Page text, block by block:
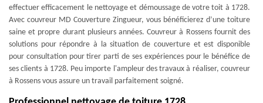
effectuer efficacement le nettoyage et démoussage de votre toit à 1728.
Avec couvreur MD Couverture Zingueur, vous bénéficierez d’une toiture
saine et propre durant plusieurs années. Couvreur à Rossens fournit des
solutions pour répondre à la situation de couverture et est disponible
pour consultation pour tirer parti de ses expériences pour le bénéfice de
ses clients à 1728. Peu importe l'ampleur des travaux à réaliser, couvreur
à Rossens vous assure un travail parfaitement soigné.